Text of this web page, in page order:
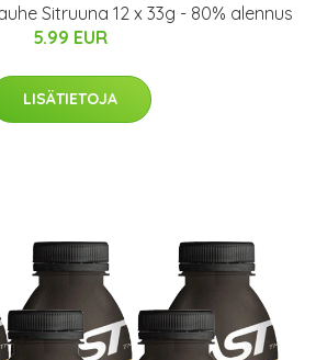
Sitruuna 12 x 33g - 80% alennus
5.99 EUR
LISÄTIETOJA